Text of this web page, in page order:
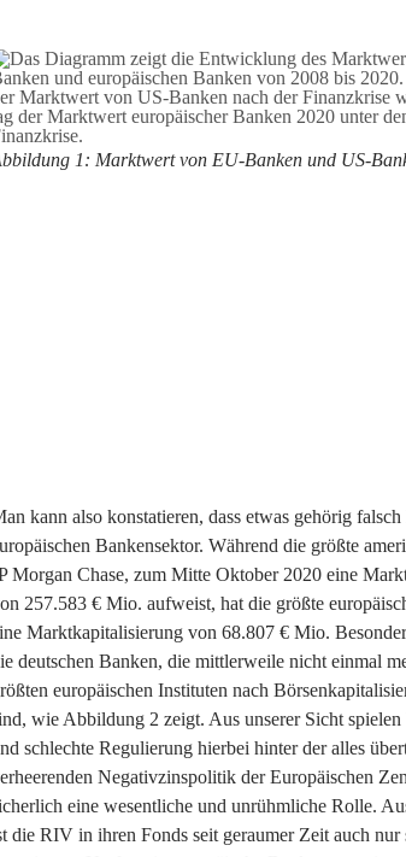
1: Marktwert von EU-Banken und US-
kann also konstatieren, dass etwas gehörig
Bankensektor. Während die größte
Morgan Chase, zum Mitte Oktober 2020 eine
257.583 € Mio. aufweist, hat die größte
Marktkapitalisierung von 68.807 € Mio.
deutschen Banken, die mittlerweile nicht einmal
europäischen Instituten nach
wie Abbildung 2 zeigt. Aus unserer Sicht
schlechte Regulierung hierbei hinter der alles
Negativzinspolitik der Europäischen
eine wesentliche und unrühmliche Rolle.
die RIV in ihren Fonds seit geraumer Zeit auch nur